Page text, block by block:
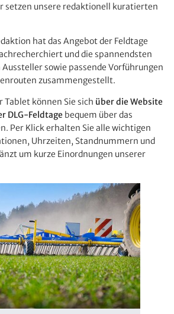
setzen unsere redaktionell kuratierten
hat das Angebot der Feldtage
und die spannendsten
sowie passende Vorführungen
zusammengestellt.
können Sie sich über die Website
DLG-Feldtage bequem über das
Per Klick erhalten Sie alle wichtigen
Uhrzeiten, Standnummern und
um kurze Einordnungen unserer